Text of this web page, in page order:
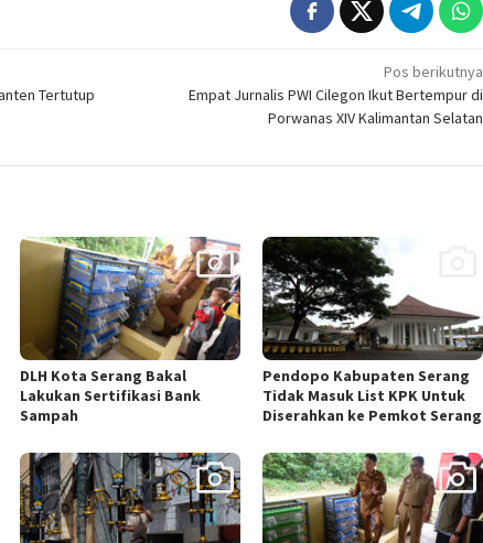
Tertutup
Pos berikutnya
Empat Jurnalis PWI Cilegon Ikut Bertempur di
Porwanas XIV Kalimantan Selatan
DLH Kota Serang Bakal
Lakukan Sertifikasi Bank
Sampah
Pendopo Kabupaten Serang
Tidak Masuk List KPK Untuk
Diserahkan ke Pemkot Serang